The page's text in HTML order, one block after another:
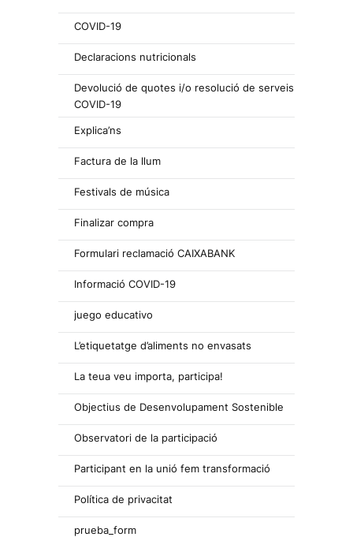
COVID-19
Declaracions nutricionals
Devolució de quotes i/o resolució de serveis
COVID-19
Explica’ns
Factura de la llum
Festivals de música
Finalizar compra
Formulari reclamació CAIXABANK
Informació COVID-19
juego educativo
L’etiquetatge d’aliments no envasats
La teua veu importa, participa!
Objectius de Desenvolupament Sostenible
Observatori de la participació
Participant en la unió fem transformació
Política de privacitat
prueba_form